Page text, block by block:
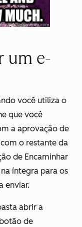
um e-
você utiliza o
que você
a aprovação de
o restante da
de Encaminhar
íntegra para os
enviar.
abrir a
de